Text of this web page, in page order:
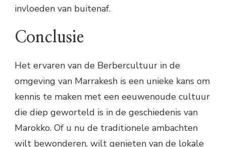
invloeden van buitenaf.
Conclusie
Het ervaren van de Berbercultuur in de
omgeving van Marrakesh is een unieke kans om
kennis te maken met een eeuwenoude cultuur
die diep geworteld is in de geschiedenis van
Marokko. Of u nu de traditionele ambachten
wilt bewonderen, wilt genieten van de lokale